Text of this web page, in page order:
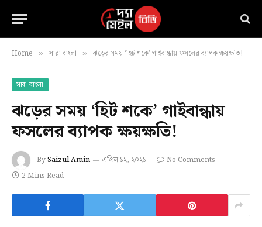
Home » সারা বাংলা » ঝড়ের সময় ‘হিট শকে’ গাইবান্ধায় ফসলের ব্যাপক ক্ষয়ক্ষতি!
সারা বাংলা
ঝড়ের সময় ‘হিট শকে’ গাইবান্ধায়
ফসলের ব্যাপক ক্ষয়ক্ষতি!
BySaizul Amin এপ্রিল ১২, ২০২১
No Comments
2 Mins Read